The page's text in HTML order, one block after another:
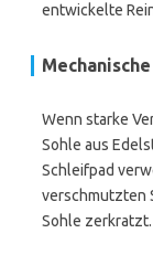
entwickelte
Wenn starke
Sohle aus
Schleifpad
verschmutzten
Sohle zerkratzt.